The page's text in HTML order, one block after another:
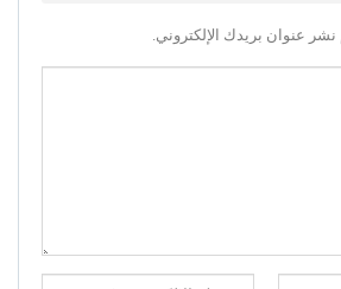
نشر عنوان بريدك الإلكتروني.